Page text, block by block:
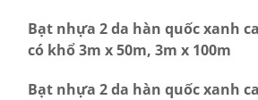
Bạt nhựa 2 da hàn quốc xanh
có khổ 3m x 50m, 3m x 100m
Bạt nhựa 2 da hàn quốc xanh